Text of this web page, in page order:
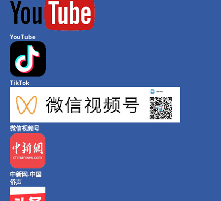
YouTube
TikTok
微信视频号
中新网-中国
侨声